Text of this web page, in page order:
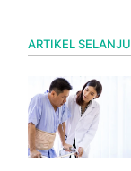
ARTIKEL